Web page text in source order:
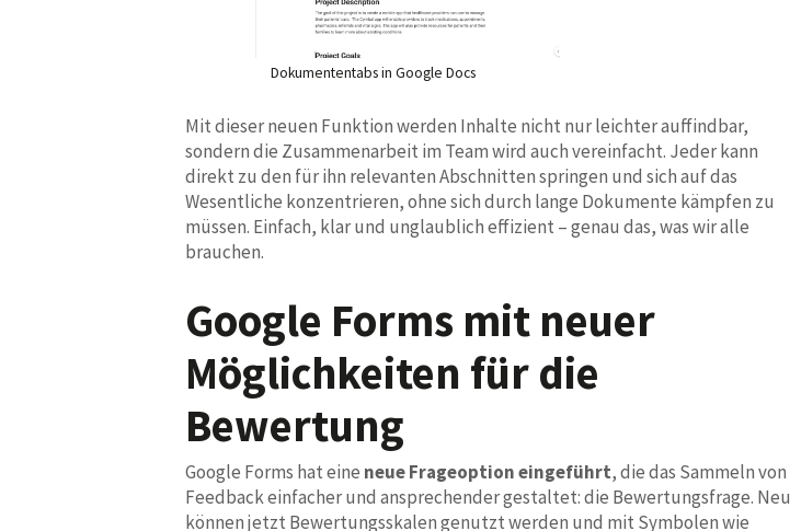
Dokumententabs in Google Docs
Mit dieser neuen Funktion werden Inhalte nicht nur leichter auffindbar,
sondern die Zusammenarbeit im Team wird auch vereinfacht. Jeder kann
direkt zu den für ihn relevanten Abschnitten springen und sich auf das
Wesentliche konzentrieren, ohne sich durch lange Dokumente kämpfen zu
müssen. Einfach, klar und unglaublich effizient – genau das, was wir alle
brauchen.
Google Forms mit neuer
Möglichkeiten für die
Bewertung
Google Forms hat eine neue Frageoption eingeführt, die das Sammeln von
Feedback einfacher und ansprechender gestaltet: die Bewertungsfrage. Neu
können jetzt Bewertungsskalen genutzt werden und mit Symbolen wie